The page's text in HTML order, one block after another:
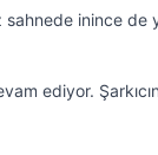
inince de
ediyor.